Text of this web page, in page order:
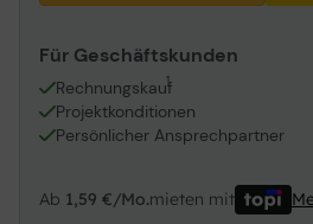
Für Geschäftskunden
Rechnungskauf
1
Projektkonditionen
Persönlicher Ansprechpartner
Ab 1,59 €/Mo.mieten mit